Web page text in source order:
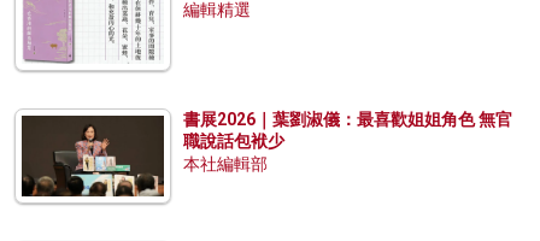
編輯精選
書展2026｜葉劉淑儀：最喜歡姐姐角色 無官
職說話包袱少
本社編輯部